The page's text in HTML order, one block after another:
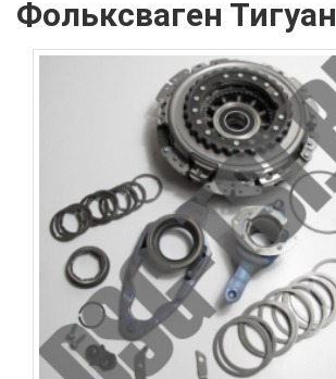
Фольксваген Тигуан